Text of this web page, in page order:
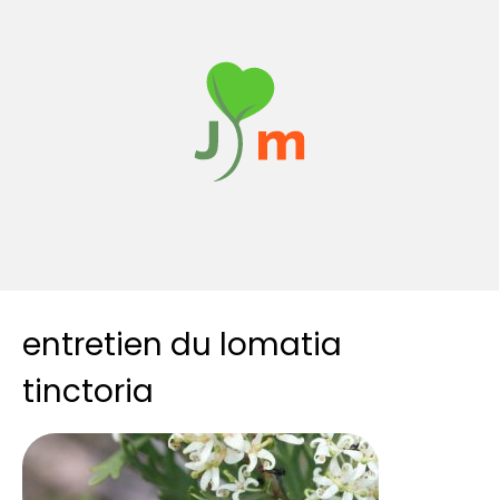
entretien du lomatia
tinctoria